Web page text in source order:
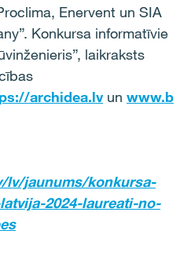
Enervent un SIA
Konkursa informatīvie
laikraksts
archidea.lvun www.b
lv/jaunums/konkursa-
2024-laureati-no-